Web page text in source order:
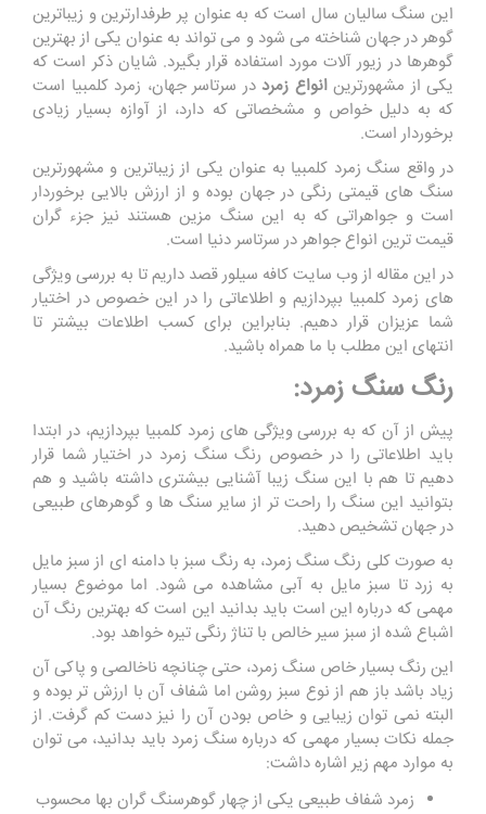
این سنگ سالیان سال است که به عنوان پر طرفدارترین و زیباترین
گوهر در جهان شناخته می شود و می تواند به عنوان یکی از بهترین
گوهرها در زیور آلات مورد استفاده قرار بگیرد. شایان ذکر است که
یکی از مشهورترین انواع زمرد در سرتاسر جهان، زمرد کلمبیا است
که به دلیل خواص و مشخصاتی که دارد، از آوازه بسیار زیادی
برخوردار است.
در واقع سنگ زمرد کلمبیا به عنوان یکی از زیباترین و مشهورترین
سنگ ‌های قیمتی رنگی در جهان بوده و از ارزش بالایی برخوردار
است و جواهراتی که به این سنگ مزین هستند نیز جزء گران
قیمت ترین انواع جواهر در سرتاسر دنیا است.
در این مقاله از وب سایت کافه سیلور قصد داریم تا به بررسی ویژگی
های زمرد کلمبیا بپردازیم و اطلاعاتی را در این خصوص در اختیار
شما عزیزان قرار دهیم. بنابراین برای کسب اطلاعات بیشتر تا
انتهای این مطلب با ما همراه باشید.
رنگ سنگ زمرد:
پیش از آن که به بررسی ویژگی های زمرد کلمبیا بپردازیم، در ابتدا
باید اطلاعاتی را در خصوص رنگ سنگ زمرد در اختیار شما قرار
دهیم تا هم با این سنگ زیبا آشنایی بیشتری داشته باشید و هم
بتوانید این سنگ را راحت تر از سایر سنگ ها و گوهرهای طبیعی
در جهان تشخیص دهید.
به صورت کلی رنگ سنگ زمرد، به رنگ سبز با دامنه ای از سبز مایل
به زرد تا سبز مایل به آبی مشاهده می شود. اما موضوع بسیار
مهمی که درباره این است باید بدانید این است که بهترین رنگ آن
اشباع شده از سبز سیر خالص با تناژ رنگی تیره خواهد بود.
این رنگ بسیار خاص سنگ زمرد، حتی چنانچه ناخالصی و پاکی آن
زیاد باشد باز هم از نوع سبز روشن اما شفاف آن با ارزش تر بوده و
البته نمی توان زیبایی و خاص بودن آن را نیز دست کم گرفت. از
جمله نکات بسیار مهمی که درباره سنگ زمرد باید بدانید، می توان
به موارد مهم زیر اشاره داشت:
زمرد شفاف طبیعی یکی از چهار گوهرسنگ گران بها محسوب